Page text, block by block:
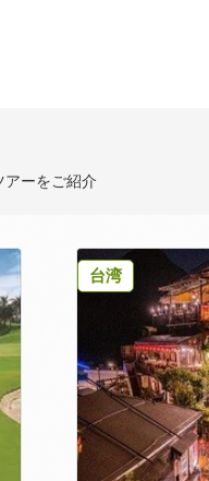
アーをご紹介
台湾